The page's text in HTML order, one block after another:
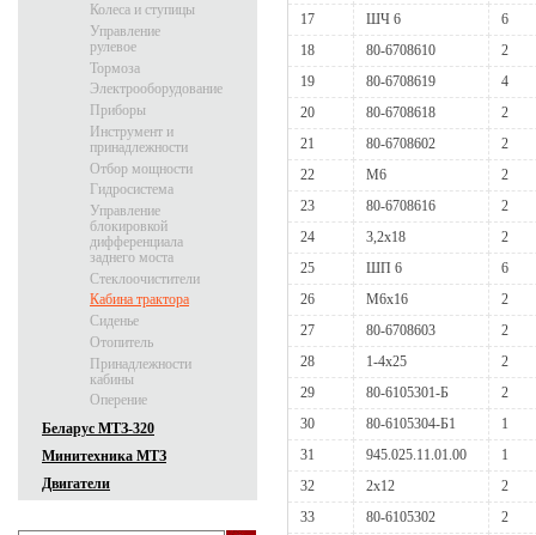
17
ШЧ 6
6
18
80-6708610
2
19
80-6708619
4
20
80-6708618
2
21
80-6708602
2
22
М6
2
23
80-6708616
2
24
3,2x18
2
25
ШП 6
6
26
М6х16
2
27
80-6708603
2
28
1-4x25
2
29
80-6105301-Б
2
30
80-6105304-Б1
1
31
945.025.11.01.00
1
32
2x12
2
33
80-6105302
2
Колеса и ступицы
Управление
рулевое
Тормоза
Электрооборудование
Приборы
Инструмент и
принадлежности
Отбор мощности
Гидросистема
Управление
блокировкой
дифференциала
заднего моста
Стеклоочистители
Кабина трактора
Сиденье
Отопитель
Принадлежности
кабины
Оперение
Беларус МТЗ-320
Минитехника МТЗ
Двигатели